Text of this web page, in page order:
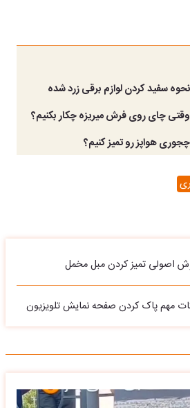
سفید کردن لوازم برقی زرد شده
وقتی چای روی فرش میریزه چکار بکنیم؟
هواپز رو تمیز کنیم؟
اصولی تمیز کردن مبل مخمل
مهم پاک کردن صفحه نمایش تلویزیون